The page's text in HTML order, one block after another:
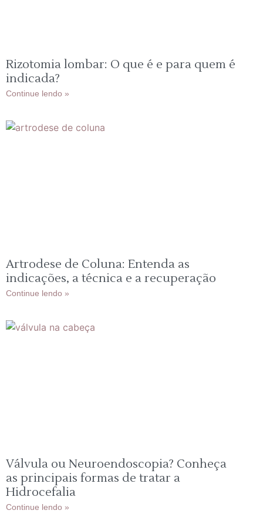
Rizotomia lombar: O que é e para quem é
indicada?
Continue lendo »
Artrodese de Coluna: Entenda as
indicações, a técnica e a recuperação
Continue lendo »
Válvula ou Neuroendoscopia? Conheça
as principais formas de tratar a
Hidrocefalia
Continue lendo »